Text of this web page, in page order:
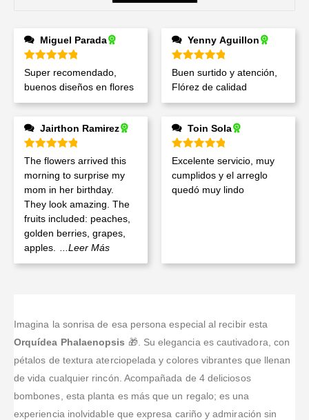
Miguel Parada
Valorado en 5de 5
Super recomendado,
buenos diseños en flores
Yenny Aguillon
Valorado en 5de 5
Buen surtido y atención,
Flórez de calidad
Jairthon Ramirez
Valorado en5de 5
The flowers arrived this
morning to surprise my
mom in her birthday.
They look amazing. The
fruits included: peaches,
golden berries, grapes,
apples.
...Leer Más
Toin Sola
Valorado en 5de 5
Excelente servicio, muy
cumplidos y el arreglo
quedó muy lindo
Imagina la sonrisa de esa persona especial al recibir esta
Orquídea Phalaenopsis 🎁. Su elegancia es cautivadora, con
pétalos de textura aterciopelada y colores vibrantes que llenan
de vida cualquier rincón. Acompañada de 4 deliciosos
bombones, esta planta es más que un regalo; es una
experiencia inolvidable que expresa cariño y admiración sin